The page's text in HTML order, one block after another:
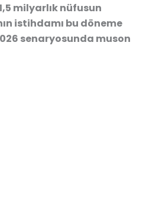
milyarlık nüfusun
istihdamı bu döneme
senaryosunda muson